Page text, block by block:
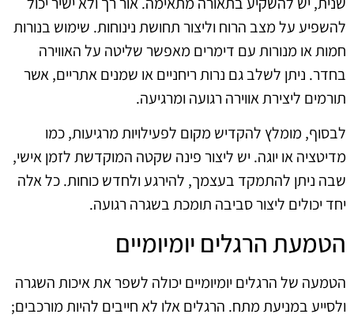
להשפיע על מצב הרוח וליצור תחושת נינוחות. שימוש בנורות
חמות או מנורות עם דימרים מאפשר שליטה על האווירה
בחדר. ניתן לשלב גם נרות ריחניים או שמנים אתריים, אשר
תורמים ליצירת אווירה רגועה ומרגיעה.
לבסוף, מומלץ להקדיש מקום לפעילויות מרגיעות, כמו
מדיטציה או יוגה. יש ליצור פינה שקטה המוקדשת לזמן אישי,
שבה ניתן להתמקד בעצמך, להירגע ולחדש כוחות. כל אלה
יחד יכולים ליצור סביבה תומכת בשגרה רגועה.
הטמעת הרגלים יומיומיים
הטמעה של הרגלים יומיומיים יכולה לשפר את איכות השגרה
ולסייע במניעת מתח. הרגלים אלו לא חייבים להיות מורכבים;